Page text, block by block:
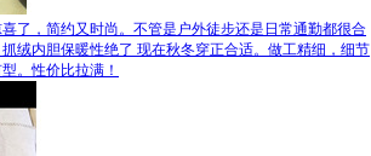
了，简约又时尚。不管是户外徒步还是日常通勤都很合
绒内胆保暖性绝了 现在秋冬穿正合适。做工精细，细节
。性价比拉满！